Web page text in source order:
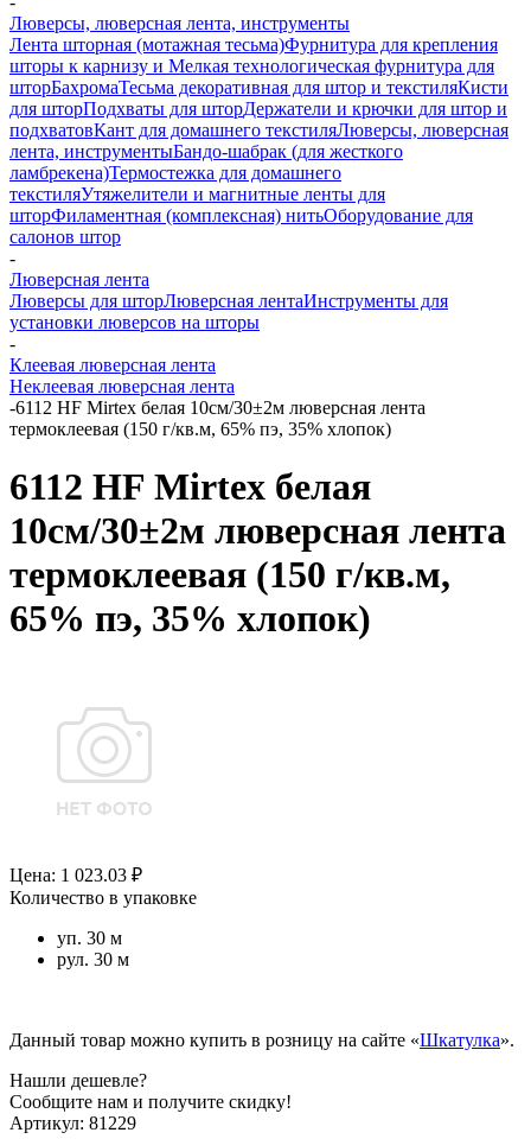
Люверсы, люверсная лента, инструменты
Лента шторная (мотажная тесьма)Фурнитура для крепления
шторы к карнизу и Мелкая технологическая фурнитура для
шторБахромаТесьма декоративная для штор и текстиляКисти
для шторПодхваты для шторДержатели и крючки для штор и
подхватовКант для домашнего текстиляЛюверсы, люверсная
лента, инструментыБандо-шабрак (для жесткого
ламбрекена)Термостежка для домашнего
текстиляУтяжелители и магнитные ленты для
шторФиламентная (комплексная) нитьОборудование для
салонов штор
-
Люверсная лента
Люверсы для шторЛюверсная лентаИнструменты для
установки люверсов на шторы
-
Клеевая люверсная лента
Неклеевая люверсная лента
-6112 HF Mirtex белая 10см/30±2м люверсная лента
термоклеевая (150 г/кв.м, 65% пэ, 35% хлопок)
6112 HF Mirtex белая
10см/30±2м люверсная лента
термоклеевая (150 г/кв.м,
65% пэ, 35% хлопок)
Цена: 1 023.03 ₽
Количество в упаковке
уп. 30 м
рул. 30 м
Данный товар можно купить в розницу на сайте «Шкатулка».
Нашли дешевле?
Сообщите нам и получите скидку!
Артикул: 81229